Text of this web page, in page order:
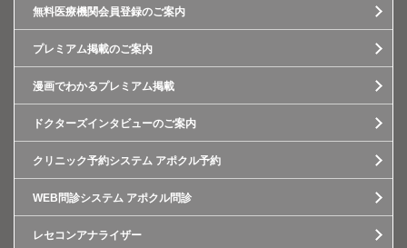
無料医療機関会員登録のご案内
プレミアム掲載のご案内
漫画でわかるプレミアム掲載
ドクターズインタビューのご案内
クリニック予約システム アポクル予約
WEB問診システム アポクル問診
レセコンアナライザー